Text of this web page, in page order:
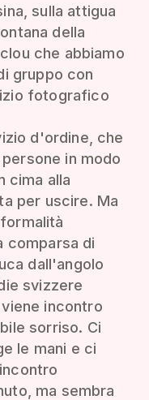
sulla attigua
della
che abbiamo
gruppo con
fotografico
d'ordine, che
in modo
cima alla
per uscire. Ma
comparsa di
dall'angolo
svizzere
incontro
sorriso. Ci
le mani e ci
ma sembra